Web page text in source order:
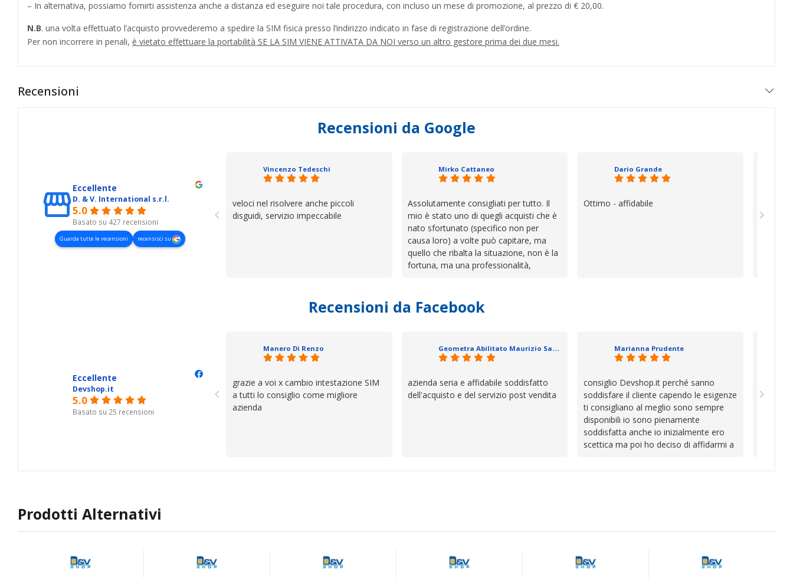
– In alternativa, possiamo fornirti assistenza anche a distanza ed eseguire noi tale procedura, con incluso un mese di promozione, al prezzo di € 20,00.
N.B. una volta effettuato l’acquisto provvederemo a spedire la SIM fisica presso l’indirizzo indicato in fase di registrazione dell’ordine.
Per non incorrere in penali, è vietato effettuare la portabilità SE LA SIM VIENE ATTIVATA DA NOI verso un altro gestore prima dei due mesi.
Recensioni
Recensioni da Google
Eccellente
D. & V. International s.r.l.
5.0
Basato su 427 recensioni
Guarda tutte le recensioni recensisci su
Vincenzo Tedeschi
veloci nel risolvere anche piccoli
disguidi, servizio impeccabile
Mirko Cattaneo
Assolutamente consigliati per tutto. Il
mio è stato uno di quegli acquisti che è
nato sfortunato (specifico non per
causa loro) a volte può capitare, ma
quello che ribalta la situazione, non è la
fortuna, ma una professionalità,
cose. Be', io qui è proprio quello che ho
trovato, un atteggiamento che va oltre
se avete bisogno siete in ottime mani.
Dario Grande
Ottimo - affidabile
vera
Recensioni da Facebook
Eccellente
Devshop.it
5.0
Basato su 25 recensioni
Manero Di Renzo
grazie a voi x cambio intestazione SIM
a tutti lo consiglio come migliore
azienda
Geometra Abilitato Maurizio Sammartano
azienda seria e affidabile soddisfatto
dell'acquisto e del servizio post vendita
Marianna Prudente
consiglio Devshop.it perché sanno
soddisfare il cliente capendo le esigenze
ti consigliano al meglio sono sempre
disponibili io sono pienamente
soddisfatta anche io inizialmente ero
scettica ma poi ho deciso di affidarmi a
cambio
Prodotti Alternativi